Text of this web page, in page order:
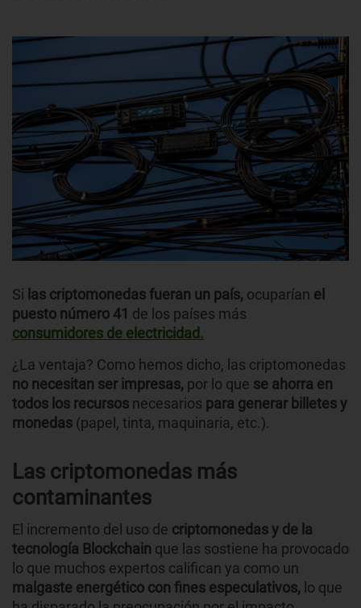
Si las criptomonedas fueran un país, ocuparían el
puesto número 41 de los países más
consumidores de electricidad.
¿La ventaja? Como hemos dicho, las criptomonedas
no necesitan ser impresas, por lo que se ahorra en
todos los recursos necesarios para generar billetes y
monedas (papel, tinta, maquinaria, etc.).
Las criptomonedas más
contaminantes
El incremento del uso de criptomonedas y de la
tecnología Blockchain que las sostiene ha provocado
lo que muchos expertos califican ya como un
malgaste energético con fines especulativos, lo que